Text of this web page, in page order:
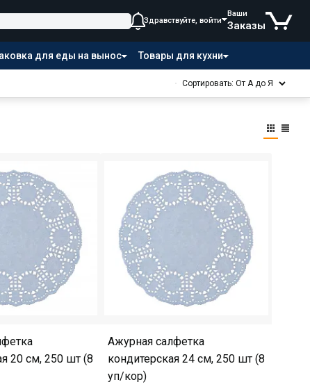
Здравствуйте, войти
Ваши
Заказы
для еды на вынос Товары для кухни
Сортировать: От А до Я
20 см, 250 шт (8
Ажурная салфетка
кондитерская 24 см, 250 шт (8
уп/кор)